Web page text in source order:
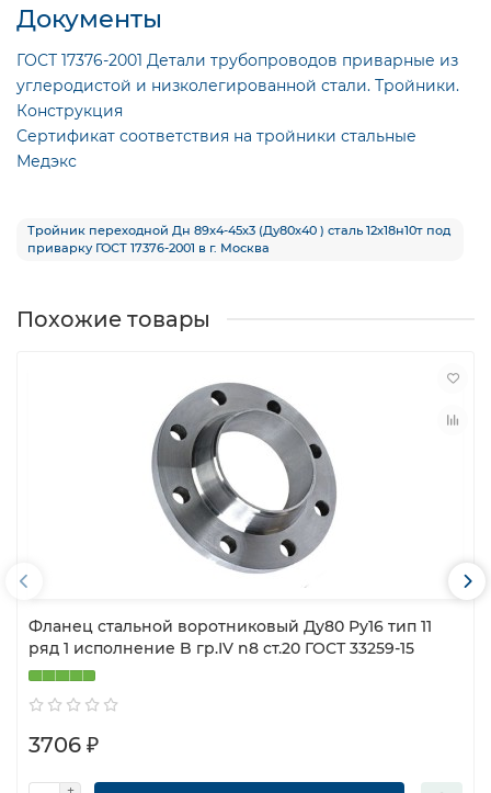
Документы
ГОСТ 17376-2001 Детали трубопроводов приварные из
углеродистой и низколегированной стали. Тройники.
Конструкция
Сертификат соответствия на тройники стальные
Медэкс
Тройник переходной Дн 89x4-45х3 (Ду80х40 ) сталь 12х18н10т под
приварку ГОСТ 17376-2001 в г. Москва
Похожие товары
Фланец стальной воротниковый Ду80 Ру16 тип 11
ряд 1 исполнение B гр.IV n8 ст.20 ГОСТ 33259-15
3706 ₽